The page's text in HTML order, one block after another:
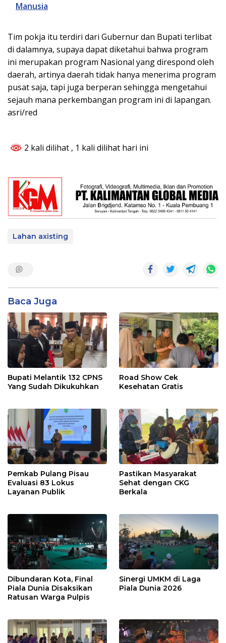
Manusia
Tim pokja itu terdiri dari Gubernur dan Bupati terlibat
di dalamnya, supaya dapat diketahui bahwa program
ini merupakan program Nasional yang direspond oleh
daerah, artinya daerah tidak hanya menerima program
pusat saja, tapi juga berperan sehingga mengetahui
sejauh mana perkembangan program ini di lapangan.
asri/red
2 kali dilihat , 1 kali dilihat hari ini
Lahan axisting
Baca Juga
Bupati Melantik 132 CPNS
Yang Sudah Dikukuhkan
Road Show Cek
Kesehatan Gratis
Pemkab Pulang Pisau
Evaluasi 83 Lokus
Layanan Publik
Pastikan Masyarakat
Sehat dengan CKG
Berkala
Dibundaran Kota, Final
Piala Dunia Disaksikan
Ratusan Warga Pulpis
Sinergi UMKM di Laga
Piala Dunia 2026